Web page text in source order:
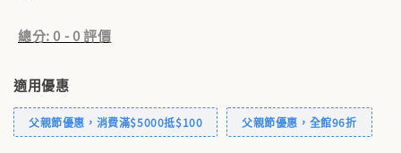
總分:0 -0評價
適用優惠
父親節優惠，消費滿$5000抵$100 父親節優惠，全館96折